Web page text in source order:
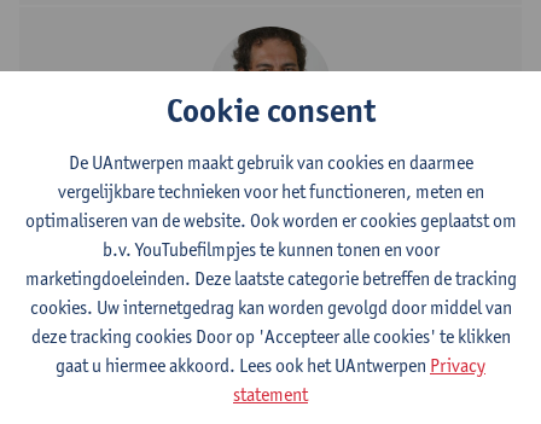
Contact
Campus Drie Eiken
Toon e-mailadres
Tel.+3232652610
Universiteitsplein 1
Cookie consent
De UAntwerpen maakt gebruik van cookies en daarmee
vergelijkbare technieken voor het functioneren, meten en
optimaliseren van de website. Ook worden er cookies geplaatst om
b.v. YouTubefilmpjes te kunnen tonen en voor
marketingdoeleinden. Deze laatste categorie betreffen de tracking
cookies. Uw internetgedrag kan worden gevolgd door middel van
deze tracking cookies Door op 'Accepteer alle cookies' te klikken
gaat u hiermee akkoord. Lees ook het UAntwerpen Privacy
statement